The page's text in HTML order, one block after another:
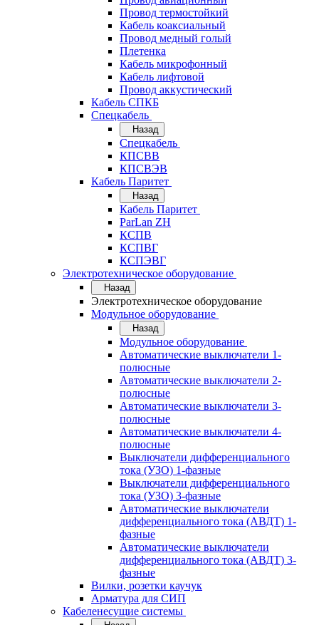
Провод термостойкий
Кабель коаксиальный
Провод медный голый
Плетенка
Кабель микрофонный
Кабель лифтовой
Провод аккустический
Кабель СПКБ
Спецкабель
Назад
Спецкабель
КПСВВ
КПСВЭВ
Кабель Паритет
Назад
Кабель Паритет
ParLan ZH
КСПВ
КСПВГ
КСПЭВГ
Электротехническое оборудование
Назад
Электротехническое оборудование
Модульное оборудование
Назад
Модульное оборудование
Автоматические выключатели 1-
полюсные
Автоматические выключатели 2-
полюсные
Автоматические выключатели 3-
полюсные
Автоматические выключатели 4-
полюсные
Выключатели дифференциального
тока (УЗО) 1-фазные
Выключатели дифференциального
тока (УЗО) 3-фазные
Автоматические выключатели
дифференциального тока (АВДТ) 1-
фазные
Автоматические выключатели
дифференциального тока (АВДТ) 3-
фазные
Вилки, розетки каучук
Арматура для СИП
Кабеленесущие системы